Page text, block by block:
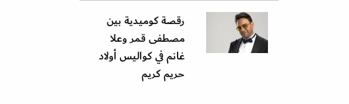
رقصة كوميدية بين
مصطفى قمر وعلا
غانم في كواليس أولاد
حريم كريم